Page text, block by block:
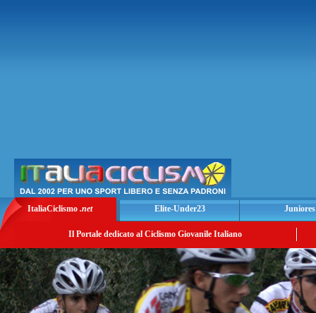
ItaliaCiclismo .net Elite-Under23 Juniores
Il Portale dedicato al Ciclismo Giovanile Italiano